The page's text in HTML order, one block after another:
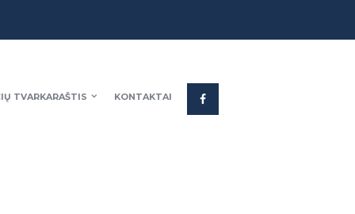
TVARKARAŠTIS KONTAKTAI